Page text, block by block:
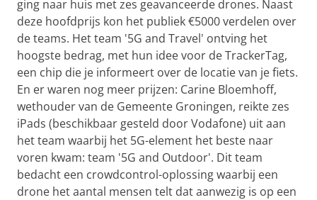
ging naar huis met zes geavanceerde drones. Naast
deze hoofdprijs kon het publiek €5000 verdelen over
de teams. Het team '5G and Travel' ontving het
hoogste bedrag, met hun idee voor de TrackerTag,
een chip die je informeert over de locatie van je fiets.
En er waren nog meer prijzen: Carine Bloemhoff,
wethouder van de Gemeente Groningen, reikte zes
iPads (beschikbaar gesteld door Vodafone) uit aan
het team waarbij het 5G-element het beste naar
voren kwam: team '5G and Outdoor'. Dit team
bedacht een crowdcontrol-oplossing waarbij een
drone het aantal mensen telt dat aanwezig is op een